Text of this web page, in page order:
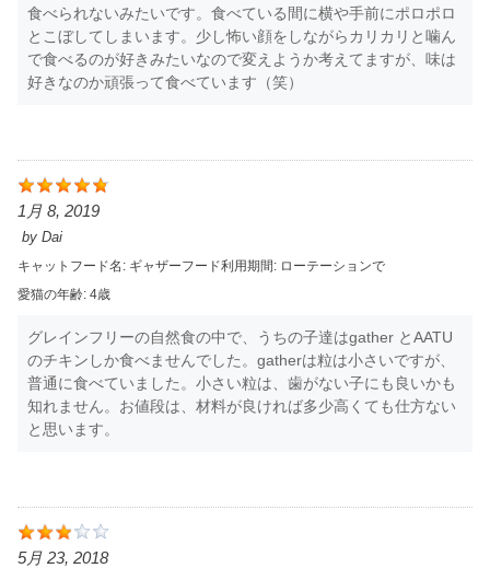
食べられないみたいです。食べている間に横や手前にポロポロ
とこぼしてしまいます。少し怖い顔をしながらカリカリと噛ん
で食べるのが好きみたいなので変えようか考えてますが、味は
好きなのか頑張って食べています（笑）
1月 8, 2019
byDai
キャットフード名: ギャザーフード利用期間: ローテーションで
愛猫の年齢: 4歳
グレインフリーの自然食の中で、うちの子達はgather とAATU
のチキンしか食べませんでした。gatherは粒は小さいですが、
普通に食べていました。小さい粒は、歯がない子にも良いかも
知れません。お値段は、材料が良ければ多少高くても仕方ない
と思います。
5月 23, 2018